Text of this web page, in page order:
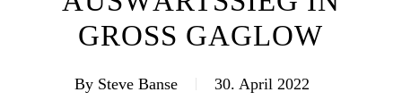
GROSS GAGLOW
By Steve Banse 30. April 2022